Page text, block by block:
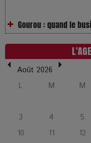
LOL 2.0 : aimer,
réseaux
humaine
L’or blanc à la
l’avenir de la montagne
Août 2026
L
M M
3
4 5
10
11 12